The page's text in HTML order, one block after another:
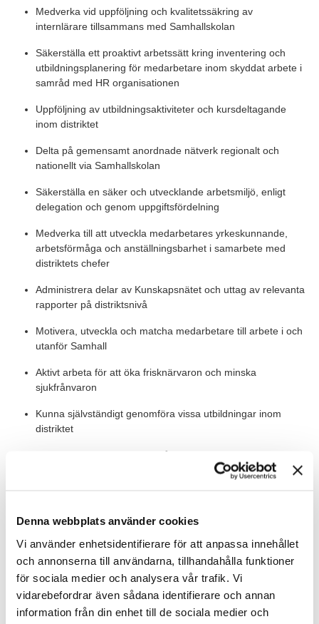
Denna webbplats använder cookies
Vi använder enhetsidentifierare för att anpassa innehållet
och annonserna till användarna, tillhandahålla funktioner
för sociala medier och analysera vår trafik. Vi
vidarebefordrar även sådana identifierare och annan
information från din enhet till de sociala medier och
Medverka vid uppföljning och kvalitetssäkring av
internlärare tillsammans med Samhallskolan
Säkerställa ett proaktivt arbetssätt kring inventering och
utbildningsplanering för medarbetare inom skyddat arbete i
samråd med HR organisationen
Uppföljning av utbildningsaktiviteter och kursdeltagande
inom distriktet
Delta på gemensamt anordnade nätverk regionalt och
nationellt via Samhallskolan
Säkerställa en säker och utvecklande arbetsmiljö, enligt
delegation och genom uppgiftsfördelning
Medverka till att utveckla medarbetares yrkeskunnande,
arbetsförmåga och anställningsbarhet i samarbete med
distriktets chefer
Administrera delar av Kunskapsnätet och uttag av relevanta
rapporter på distriktsnivå
Motivera, utveckla och matcha medarbetare till arbete i och
utanför Samhall
Aktivt arbeta för att öka frisknärvaron och minska
sjukfrånvaron
Kunna självständigt genomföra vissa utbildningar inom
distriktet
Verka för en arbetsplats fri från diskriminering
Vid behov personalansvar för anvisade medarbetare under
Värt att veta
Som gruppchef utbildning får du leda och utveckla
utbildningsinsatser i hela Norrbotten, med bas i Luleå. Här
kommer du att bli en del av en grupp med stark gemenskap. Du
ansvarar för utbildningen av internlärare, chefer och